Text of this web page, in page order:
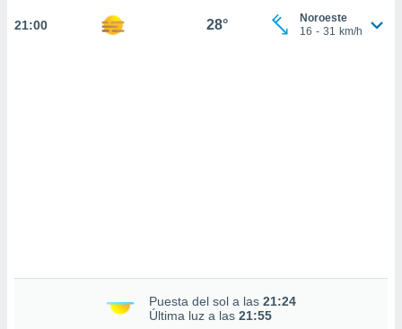
y
cookies
21:00 28°
Noroeste
16 - 31 km/h
Puesta del sol a las 21:24
Última luz a las 21:55